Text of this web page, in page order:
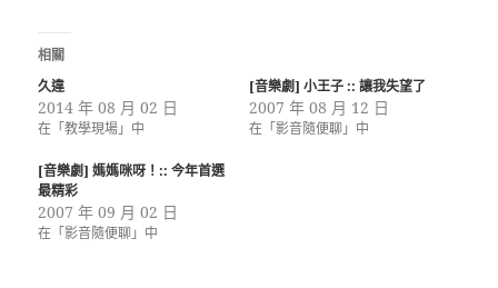
相關
久違
2014 年 08 月 02 日
在「教學現場」中
[音樂劇] 小王子 :: 讓我失望了
2007 年 08 月 12 日
在「影音隨便聊」中
[音樂劇] 媽媽咪呀！:: 今年首選
最精彩
2007 年 09 月 02 日
在「影音隨便聊」中